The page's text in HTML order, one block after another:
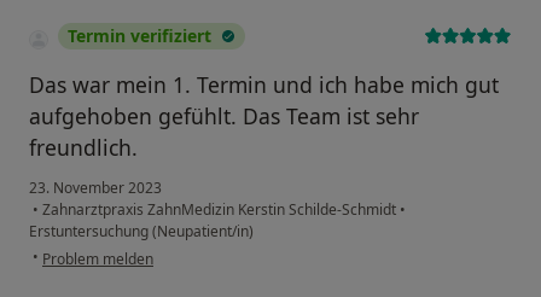
Termin verifiziert
Das war mein 1. Termin und ich habe mich gut
aufgehoben gefühlt. Das Team ist sehr
freundlich.
23. November 2023
• Zahnarztpraxis ZahnMedizin Kerstin Schilde-Schmidt •
Erstuntersuchung (Neupatient/in)
• Problem melden